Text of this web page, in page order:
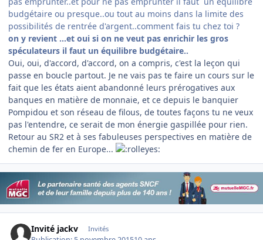
budgétaire ou presque..ou tout au moins dans la limite des
possibilités de rentrée d'argent..comment fais tu chez toi ?
on y revient ...et oui si on ne veut pas enrichir les gros
spéculateurs il faut un équilibre budgétaire..
Oui, oui, d'accord, d'accord, on a compris, c'est la leçon qui
passe en boucle partout. Je ne vais pas te faire un cours sur le
fait que les états aient abandonné leurs prérogatives aux
banques en matière de monnaie, et ce depuis le banquier
Pompidou et son réseau de filous, de toutes façons tu ne veux
pas l'entendre, ce serait de mon énergie gaspillée pour rien.
Retour au SR2 et à ses fabuleuses perspectives en matière de
chemin de fer en Europe...
Invité jackv Invités